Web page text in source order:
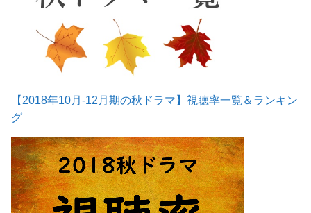
【2018年10月-12月期の秋ドラマ】視聴率一覧＆ランキン
グ